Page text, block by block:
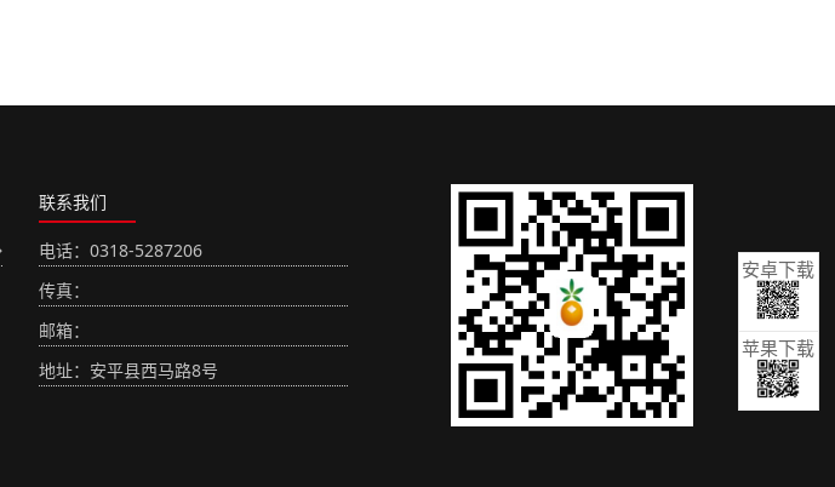
联系我们
电话：0318-5287206
传真：
邮箱：
地址：安平县西马路8号
安卓下载
苹果下载